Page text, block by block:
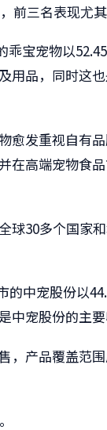
前三名表现尤其
乖宝宠物以
用品，同时这
愈发重视自有
在高端宠物食
球30多个国家
的中宠股份以
宠股份的主要
，产品覆盖范